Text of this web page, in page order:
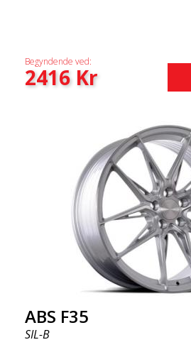
Begyndende ved:
2416Kr
ABS F35
SIL-B